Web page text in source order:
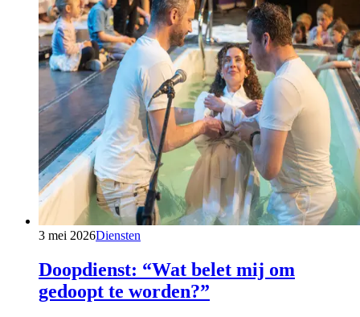
3 mei 2026Diensten
Doopdienst: “Wat belet mij om
gedoopt te worden?”